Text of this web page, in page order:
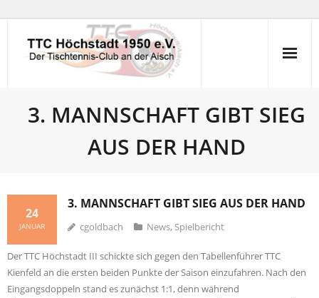
content
3. MANNSCHAFT GIBT SIEG
AUS DER HAND
3. MANNSCHAFT GIBT SIEG AUS DER HAND
24
JANUAR cgoldbach News, Spielbericht
Der TTC Höchstadt III schickte sich gegen den Tabellenführer TTC
Kienfeld an die ersten beiden Punkte der Saison einzufahren. Nach den
Eingangsdoppeln stand es zunächst 1:1, denn während